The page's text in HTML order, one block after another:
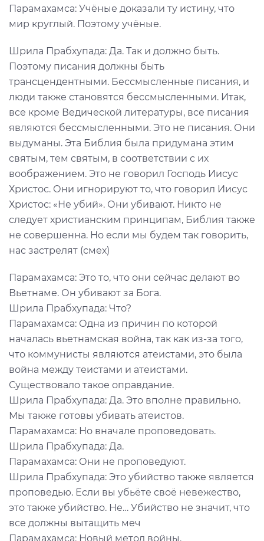
Парамахамса: Учёные доказали ту истину, что
мир круглый. Поэтому учёные.
Шрила Прабхупада: Да. Так и должно быть.
Поэтому писания должны быть
трансцендентными. Бессмысленные писания, и
люди также становятся бессмысленными. Итак,
все кроме Ведической литературы, все писания
являются бессмысленными. Это не писания. Они
выдуманы. Эта Библия была придумана этим
святым, тем святым, в соответствии с их
воображением. Это не говорил Господь Иисус
Христос. Они игнорируют то, что говорил Иисус
Христос: «Не убий». Они убивают. Никто не
следует христианским принципам, Библия также
не совершенна. Но если мы будем так говорить,
нас застрелят (смех)
Парамахамса: Это то, что они сейчас делают во
Вьетнаме. Он убивают за Бога.
Шрила Прабхупада: Что?
Парамахамса: Одна из причин по которой
началась вьетнамская война, так как из-за того,
что коммунисты являются атеистами, это была
война между теистами и атеистами.
Существовало такое оправдание.
Шрила Прабхупада: Да. Это вполне правильно.
Мы также готовы убивать атеистов.
Парамахамса: Но вначале проповедовать.
Шрила Прабхупада: Да.
Парамахамса: Они не проповедуют.
Шрила Прабхупада: Это убийство также является
проповедью. Если вы убьёте своё невежество,
это также убийство. Не… Убийство не значит, что
все должны вытащить меч
Парамахамса: Новый метод войны.